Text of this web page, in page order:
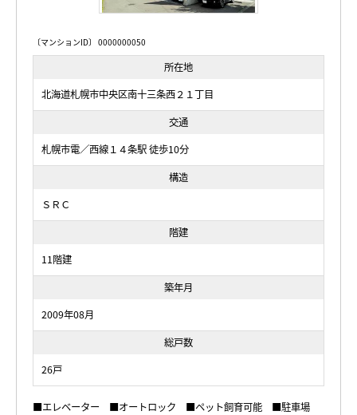
〔マンションID〕 0000000050
所在地
北海道札幌市中央区南十三条西２１丁目
交通
札幌市電／西線１４条駅 徒歩10分
構造
ＳＲＣ
階建
11階建
築年月
2009年08月
総戸数
26戸
■エレベーター ■オートロック ■ペット飼育可能 ■駐車場